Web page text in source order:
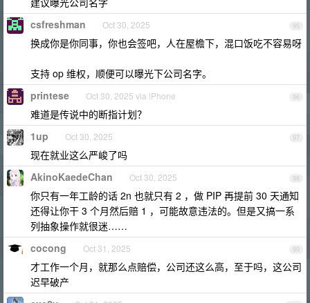
95
csfreshman Oct 30, 2025
换成你是你同事，你也会签吧，人在屋檐下，混口饭吃不容易呀
支持 op 维权，顺便可以曝光下公司名字。
96
printese Oct 30, 2025 via iPhone
难道是传说中的断指计划？
97
1up Oct 30, 2025
现在就业这么严峻了吗
98
AkinoKaedeChan Oct 30, 2025
你只有一年工龄的话 2n 也就只有 2 ，做 PIP 再提前 30 天通知
还得让你干 3 个月然后赔 1 ，可能故意违法的。但是又搞一系
列抽象操作就很迷……
99
cocong Oct 31, 2025
才工作一个月，就那么点赔偿，公司还这么高，至于吗，这公司
迟早破产